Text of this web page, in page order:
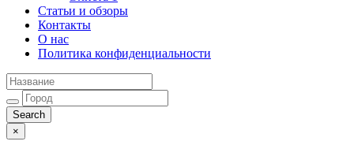
Статьи и обзоры
Контакты
О нас
Политика конфиденциальности
×